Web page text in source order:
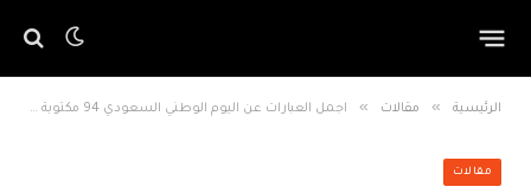
الرئيسية » مقالات » اجمل العبارات عن اليوم الوطني السعودي 94 مكتوبة وبالصور
مقالات